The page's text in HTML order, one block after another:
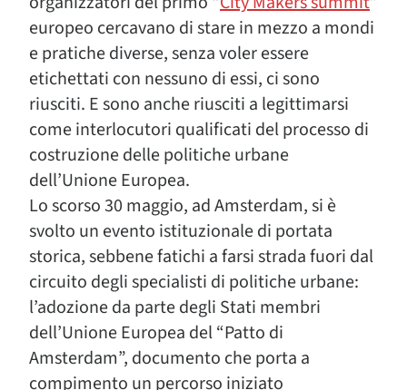
europeo cercavano di stare in mezzo a mondi
e pratiche diverse, senza voler essere
etichettati con nessuno di essi, ci sono
riusciti. E sono anche riusciti a legittimarsi
come interlocutori qualificati del processo di
costruzione delle politiche urbane
dell’Unione Europea.
Lo scorso 30 maggio, ad Amsterdam, si è
svolto un evento istituzionale di portata
storica, sebbene fatichi a farsi strada fuori dal
circuito degli specialisti di politiche urbane:
l’adozione da parte degli Stati membri
dell’Unione Europea del “Patto di
Amsterdam”, documento che porta a
compimento un percorso iniziato